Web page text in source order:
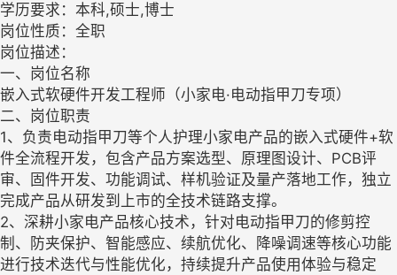
学历要求：本科,硕士,博士
岗位性质：全职
岗位描述：
一、岗位名称
嵌入式软硬件开发工程师（小家电·电动指甲刀专项）
二、岗位职责
1、负责电动指甲刀等个人护理小家电产品的嵌入式硬件+软
件全流程开发，包含产品方案选型、原理图设计、PCB评
审、固件开发、功能调试、样机验证及量产落地工作，独立
完成产品从研发到上市的全技术链路支撑。
2、深耕小家电产品核心技术，针对电动指甲刀的修剪控
制、防夹保护、智能感应、续航优化、降噪调速等核心功能
进行技术迭代与性能优化，持续提升产品使用体验与稳定